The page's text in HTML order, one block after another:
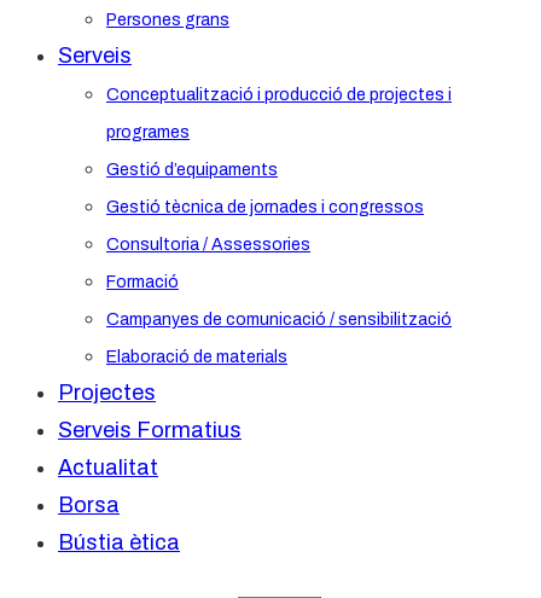
Persones grans
Serveis
Conceptualització i producció de projectes i
programes
Gestió d’equipaments
Gestió tècnica de jornades i congressos
Consultoria / Assessories
Formació
Campanyes de comunicació / sensibilització
Elaboració de materials
Projectes
Serveis Formatius
Actualitat
Borsa
Bústia ètica